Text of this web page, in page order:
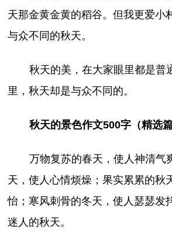
天那金黄金黄的稻谷。但我更爱
与众不同的秋天。
秋天的美，在大家眼里都是普
里，秋天却是与众不同的。
秋天的景色作文500字（精选篇
万物复苏的春天，使人神清气
天，使人心情烦燥；果实累累的秋
怡；寒风刺骨的冬天，使人瑟瑟发
迷人的秋天。